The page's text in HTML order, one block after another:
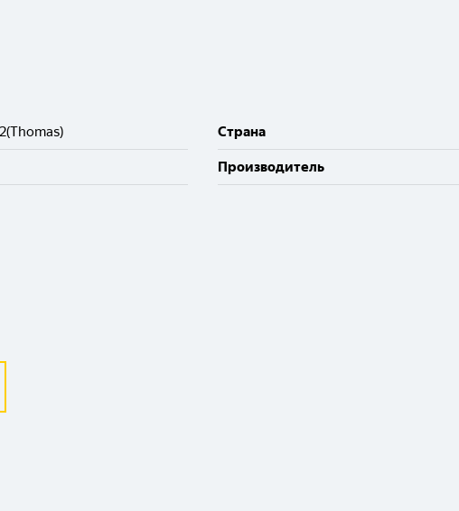
Cтрана
Производитель